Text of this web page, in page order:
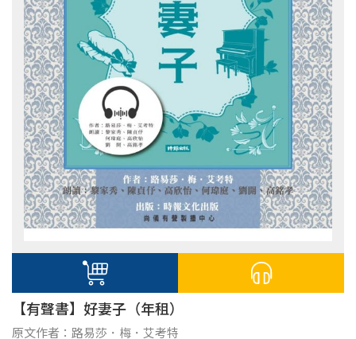
【有聲書】好妻子（年租）
原文作者：路易莎．梅．艾考特